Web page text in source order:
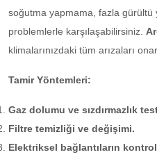
soğutma yapmama, fazla gürültü
problemlerle karşılaşabilirsiniz.
klimalarınızdaki tüm arızaları
Tamir Yöntemleri:
Gaz dolumu ve sızdırmazlık
Filtre temizliği ve değişimi.
Elektriksel bağlantıların